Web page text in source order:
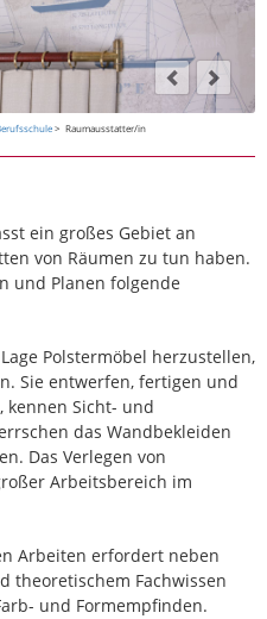
Raumausstatter/in
ein großes Gebiet an
von Räumen zu tun haben.
und Planen folgende
Polstermöbel herzustellen,
Sie entwerfen, fertigen und
kennen Sicht- und
das Wandbekleiden
Das Verlegen von
Arbeitsbereich im
Arbeiten erfordert neben
theoretischem Fachwissen
und Formempfinden.